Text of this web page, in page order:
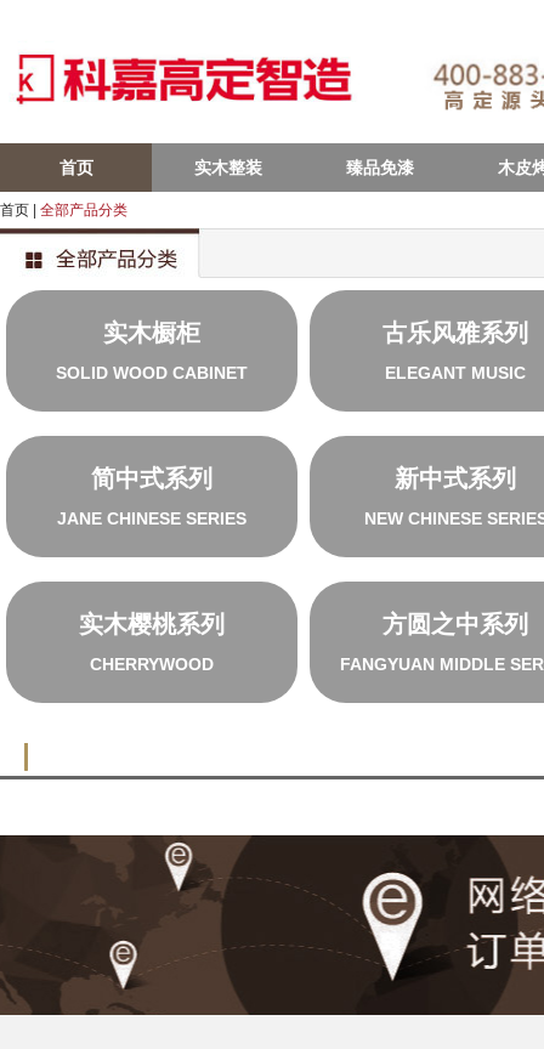
首页 实木整装 臻品免漆 木皮
首页 全部产品分类
实木橱柜
SOLID WOOD CABINET
古乐风雅系列
ELEGANT MUSIC
简中式系列
JANE CHINESE SERIES
新中式系列
NEW CHINESE
实木樱桃系列
CHERRYWOOD
方圆之中系列
FANGYUAN MIDDLE